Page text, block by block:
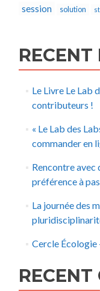
session solution
RECENT
Le Livre Le Lab
contributeurs !
« Le Lab des
commander en
Rencontre avec
préférence à
La journée des
Cercle Écologie
RECENT